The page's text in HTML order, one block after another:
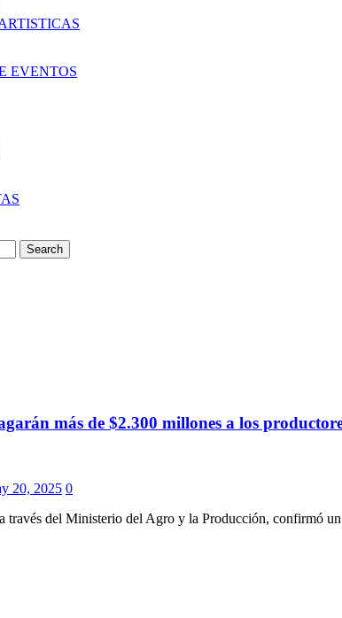
EVENTOS
Search
más de $2.300 millones a los
20, 2025 0
través del Ministerio del Agro y la Producción, confirmó